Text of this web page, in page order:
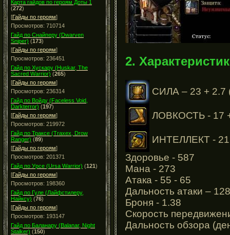
Карта гайдов по героям Доты 1
(272)
[Гайды по героям]
Просмотров: 710714
Гайд по Снайперу (Dwarven
Sniper) (173)
[Гайды по героям]
Просмотров: 236451
Гайд по Хускару (Huskar, The
Sacred Warrior) (265)
[Гайды по героям]
Просмотров: 236314
Гайд по Войду (Faceless Void,
Darkterror) (197)
[Гайды по героям]
Просмотров: 219972
Гайд по Траксе (Traxex, Drow
Ranger) (89)
[Гайды по героям]
Просмотров: 201371
Гайд по Урсе (Ursa Warrior) (121)
[Гайды по героям]
Просмотров: 198360
Гайд по Гуле (Лайфстилеру,
Найксу) (76)
[Гайды по героям]
Просмотров: 193147
Гайд по Баланару (Balanar, Night
Stalker) (150)
2.
СИЛА – 23 + 2.7
ЛОВКОСТЬ - 17
ИНТЕЛЛЕКТ - 21
Здоровье - 587
Мана - 273
Атака - 55 - 65
Дальность атаки –
Броня - 1.38
Скорость
Дальность обзора